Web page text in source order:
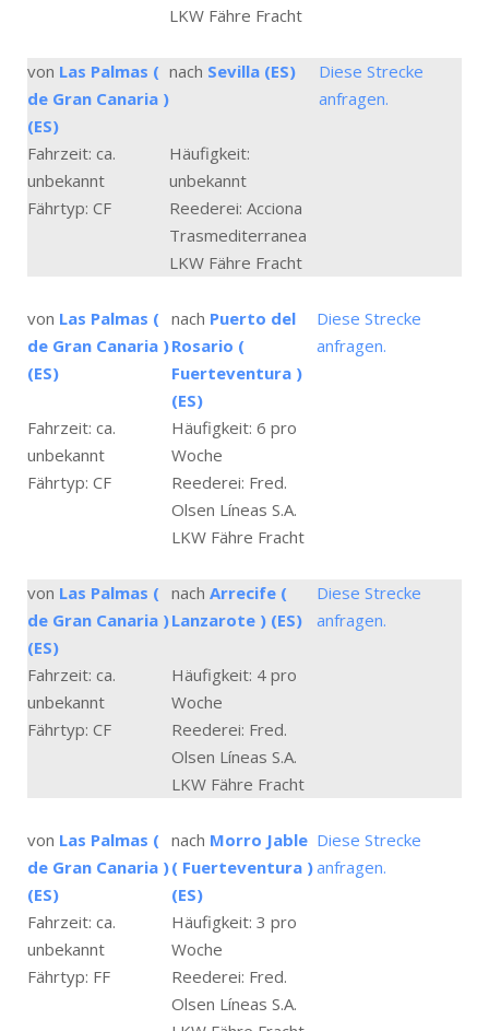
LKW Fähre Fracht
von Las Palmas (
de Gran Canaria )
(ES)
nach Sevilla (ES)
Diese Strecke
anfragen.
Fahrzeit: ca.
unbekannt
Häufigkeit:
unbekannt
Fährtyp: CF
Reederei: Acciona
Trasmediterranea
LKW Fähre Fracht
von Las Palmas (
de Gran Canaria )
(ES)
nach Puerto del
Rosario (
Fuerteventura )
(ES)
Diese Strecke
anfragen.
Fahrzeit: ca.
unbekannt
Häufigkeit: 6 pro
Woche
Fährtyp: CF
Reederei: Fred.
Olsen Líneas S.A.
LKW Fähre Fracht
von Las Palmas (
de Gran Canaria )
(ES)
nach Arrecife (
Lanzarote ) (ES)
Diese Strecke
anfragen.
Fahrzeit: ca.
unbekannt
Häufigkeit: 4 pro
Woche
Fährtyp: CF
Reederei: Fred.
Olsen Líneas S.A.
LKW Fähre Fracht
von Las Palmas (
de Gran Canaria )
(ES)
nach Morro Jable
( Fuerteventura )
(ES)
Diese Strecke
anfragen.
Fahrzeit: ca.
unbekannt
Häufigkeit: 3 pro
Woche
Fährtyp: FF
Reederei: Fred.
Olsen Líneas S.A.